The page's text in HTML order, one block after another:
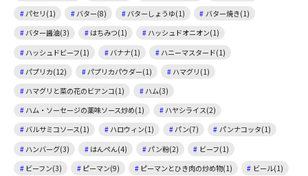
パセリ(1)
バター(8) バターしょうゆ(1)
バター焼き(1)
バター醤油(3)
はちみつ(1)
ハッシュドオニオン(1)
ハッシュドビーフ(1)
バナナ(1)
ハニーマスタード(1)
パプリカ(12)
パプリカパウダー(1)
ハマグリ(1)
ハマグリと菜の花のビアンコ(1)
ハム(3)
ハム・ソーセージの薬味ソース炒め(1)
ハヤシライス(2)
バルサミコソース(1)
ハロウィン(1) パン(7)
パンナコッタ(1)
ハンバーグ(3)
はんぺん(4) パン粉(2)
ビーフ(1)
ビーフン(3)
ピーマン(9) ピーマンとひき肉の炒め物(1)
ビール(1)